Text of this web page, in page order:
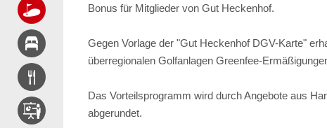
Bonus für Mitglieder von Gut Heckenhof.
Gegen Vorlage der "Gut Heckenhof DGV-Karte"
überregionalen Golfanlagen Greenfee-
Das Vorteilsprogramm wird durch Angebote aus
abgerundet.